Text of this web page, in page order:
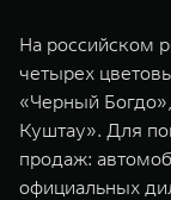
На российском
четырех
«Черный
Куштау». Для
продаж:
официальных